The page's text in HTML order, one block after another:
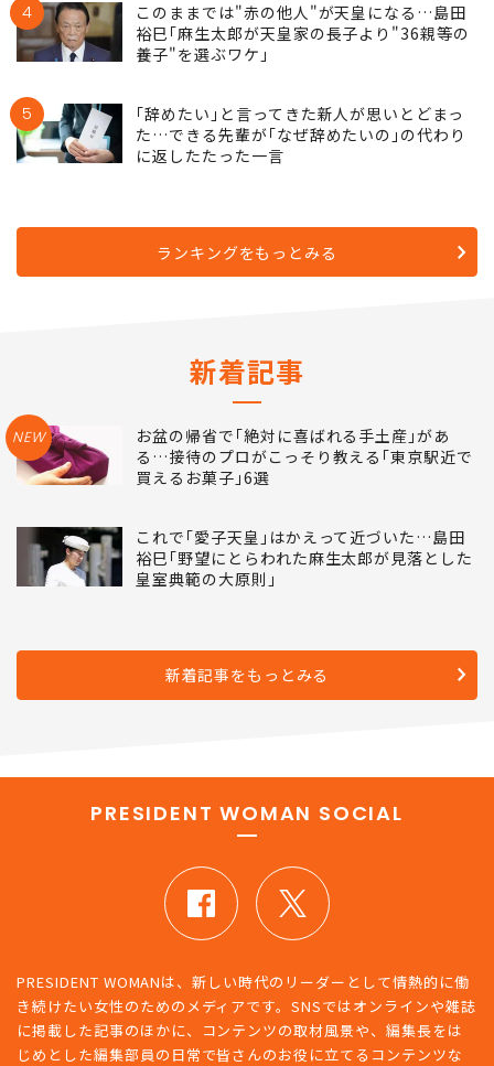
4
このままでは"赤の他人"が天皇になる…島田
裕巳｢麻生太郎が天皇家の長子より"36親等の
養子"を選ぶワケ｣
5
｢辞めたい｣と言ってきた新人が思いとどまっ
た…できる先輩が｢なぜ辞めたいの｣の代わり
に返したたった一言
ランキングをもっとみる
新着記事
NEW
お盆の帰省で｢絶対に喜ばれる手土産｣があ
る…接待のプロがこっそり教える｢東京駅近で
買えるお菓子｣6選
これで｢愛子天皇｣はかえって近づいた…島田
裕巳｢野望にとらわれた麻生太郎が見落とした
皇室典範の大原則｣
新着記事をもっとみる
PRESIDENT WOMAN SOCIAL
PRESIDENT WOMANは、新しい時代のリーダーとして情熱的に働
き続けたい女性のためのメディアです。SNSではオンラインや雑誌
に掲載した記事のほかに、コンテンツの取材風景や、編集長をは
じめとした編集部員の日常で皆さんのお役に立てるコンテンツな